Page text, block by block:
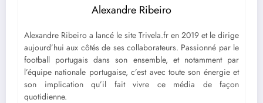
Alexandre Ribeiro
Alexandre Ribeiro a lancé le site Trivela.fr en 2019 et le dirige
aujourd’hui aux côtés de ses collaborateurs. Passionné par le
football portugais dans son ensemble, et notamment par
l’équipe nationale portugaise, c’est avec toute son énergie et
son implication qu’il fait vivre ce média de façon
quotidienne.